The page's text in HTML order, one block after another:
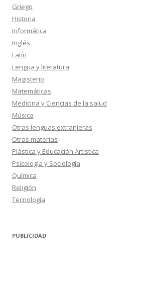
Griego
Historia
Informática
Inglés
Latín
Lengua y literatura
Magisterio
Matemáticas
Medicina y Ciencias de la salud
Música
Otras lenguas extranjeras
Otras materias
Plástica y Educación Artística
Psicología y Sociología
Química
Religión
Tecnología
PUBLICIDAD